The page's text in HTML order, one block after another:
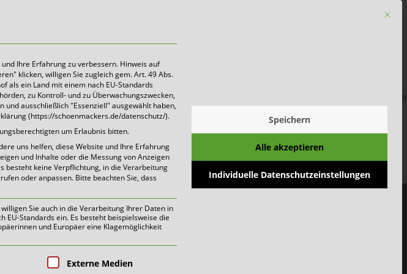
sorgen
die Terminverschiebungen
Mit
Ihre Erfahrung zu verbessern. Hinweis auf
klicken, willigen Sie zugleich gem. Art. 49 Abs.
als ein Land mit einem nach EU-Standards
zu Kontroll- und zu Überwachungszwecken,
ausschließlich "Essenziell" ausgewählt haben,
(https://schoenmackers.de/datenschutz/).
um Erlaubnis bitten.
uns helfen, diese Website und Ihre Erfahrung
und Inhalte oder die Messung von Anzeigen
besteht keine Verpflichtung, in die Verarbeitung
oder anpassen. Bitte beachten Sie, dass
Sie auch in die Verarbeitung Ihrer Daten in
EU-Standards ein. Es besteht beispielsweise die
und Europäer eine Klagemöglichkeit
erteilt werden kann. Die erste Service-Gruppe
Externe Medien
Speichern
Alle akzeptieren
Individuelle Datenschutzeinstellungen